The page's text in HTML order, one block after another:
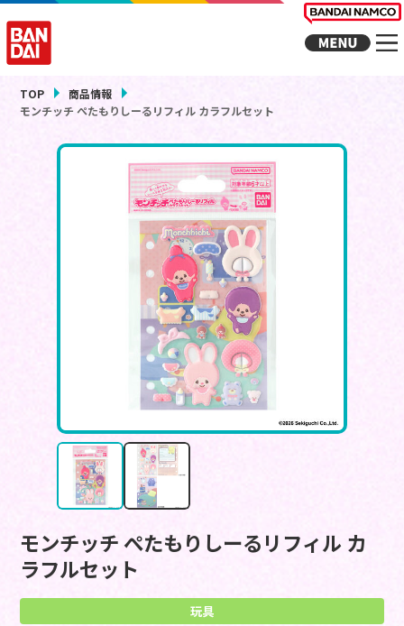
TOP
商品情報
モンチッチ ぺたもりしーるリフィル カラフルセット
モンチッチ ぺたもりしーるリフィル カ
ラフルセット
玩具